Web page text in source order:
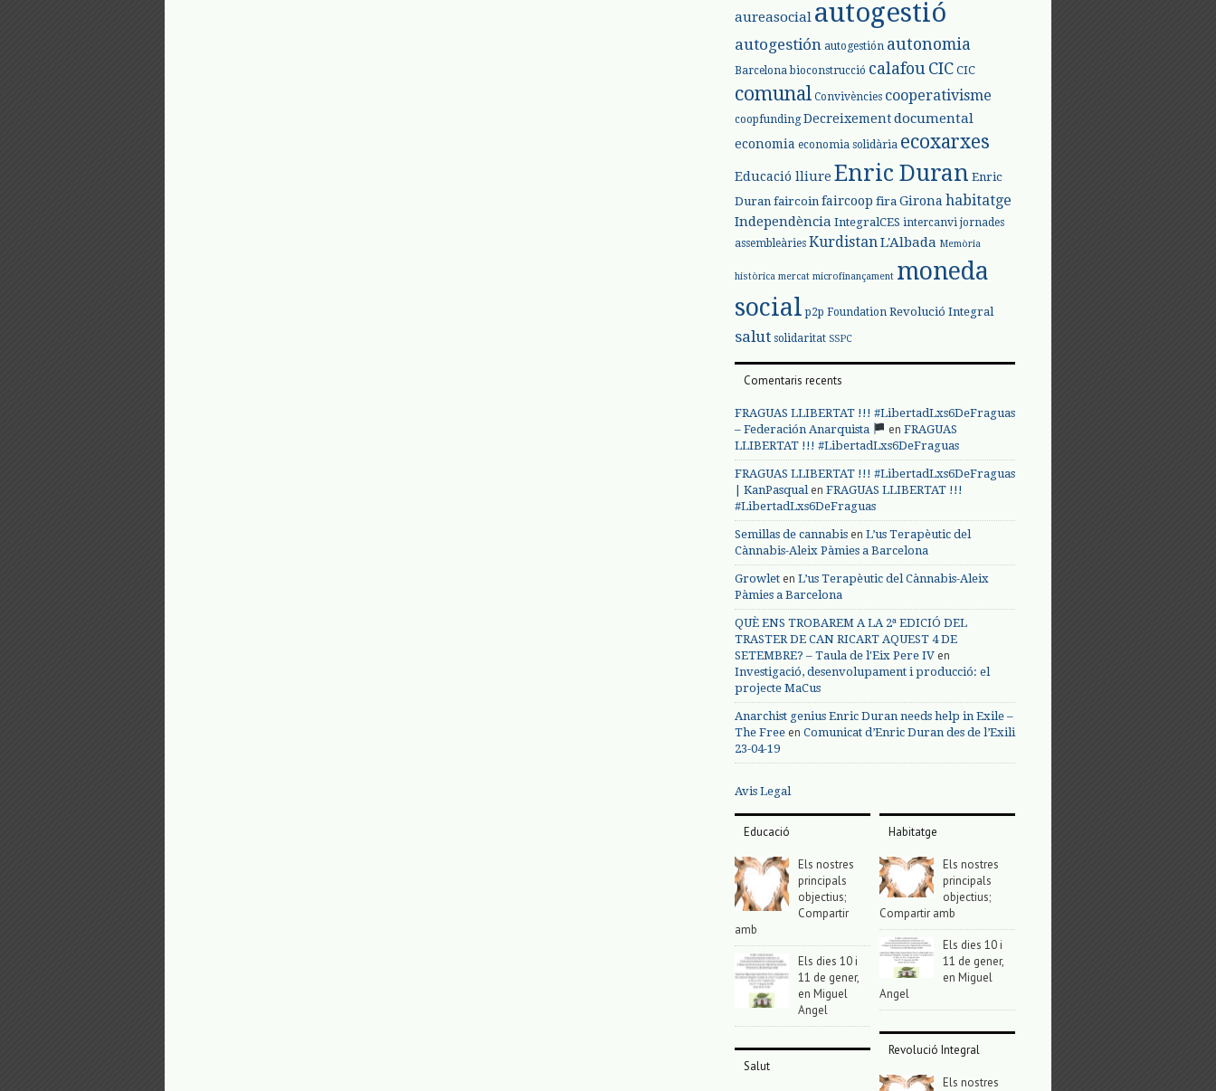
aureasocial autogestió
autogestión autogestión autonomia
Barcelona bioconstrucció calafou CIC CIC
comunal Convivències cooperativisme
coopfunding Decreixementdocumental
economia economia solidària ecoxarxes
Educació lliure Enric Duran Enric
Duran faircoin faircoop fira Girona habitatge
Independència IntegralCES intercanvi jornades
assembleàries Kurdistan L'Albada Memòria
històrica mercat microfinançament moneda
social p2p Foundation Revolució Integral
salut solidaritat SSPC
Comentaris recents
FRAGUAS LLIBERTAT !!! #LibertadLxs6DeFraguas
– Federación Anarquista
en FRAGUAS
LLIBERTAT !!! #LibertadLxs6DeFraguas
FRAGUAS LLIBERTAT !!! #LibertadLxs6DeFraguas
| KanPasqualen FRAGUAS LLIBERTAT !!!
#LibertadLxs6DeFraguas
Semillas de cannabis en L’us Terapèutic del
Cànnabis-Aleix Pàmies a Barcelona
Growlet en L’us Terapèutic del Cànnabis-Aleix
Pàmies a Barcelona
QUÈ ENS TROBAREM A LA 2ª EDICIÓ DEL
TRASTER DE CAN RICART AQUEST 4 DE
SETEMBRE? – Taula de l'Eix Pere IV en
Investigació, desenvolupament i producció: el
projecte MaCus
Anarchist genius Enric Duran needs help in Exile –
The Free en Comunicat d’Enric Duran des de l’Exili
23-04-19
Avis Legal
Educació
Els nostres
principals
objectius;
Compartir
amb
Els dies 10 i
11 de gener,
en Miguel
Angel
Salut
Habitatge
Els nostres
principals
objectius;
Compartir amb
Els dies 10 i
11 de gener,
en Miguel
Angel
Revolució Integral
Els nostres